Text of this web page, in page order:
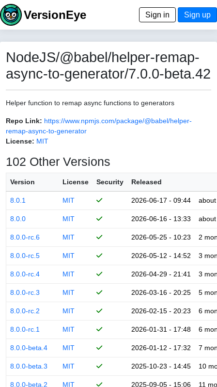
VersionEye Sign in Sign up
NodeJS/@babel/helper-remap-
async-to-generator/7.0.0-beta.42
Helper function to remap async functions to generators
Repo Link: https://www.npmjs.com/package/@babel/helper-
remap-async-to-generator
License: MIT
102 Other Versions
Version License Security Released
8.0.1 MIT 2026-06-17 - 09:44
8.0.0 MIT 2026-06-16 - 13:33
8.0.0-rc.6 MIT 2026-05-25 - 10:23 2
8.0.0-rc.5 MIT 2026-05-12 - 14:52 3
8.0.0-rc.4 MIT 2026-04-29 - 21:41 3
8.0.0-rc.3 MIT 2026-03-16 - 20:25 5
8.0.0-rc.2 MIT 2026-02-15 - 20:23 6
8.0.0-rc.1 MIT 2026-01-31 - 17:48 6
8.0.0-beta.4 MIT 2026-01-12 - 17:32 7
8.0.0-beta.3 MIT 2025-10-23 - 14:45 10
8.0.0-beta.2 MIT 2025-09-05 - 15:06 11